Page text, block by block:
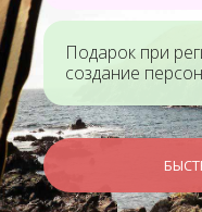
Подарок при
создание